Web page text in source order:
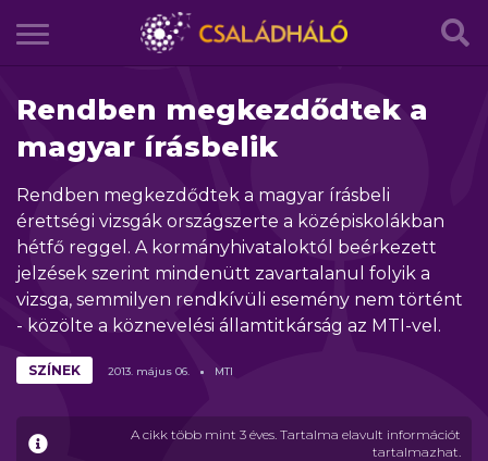
Rendben megkezdődtek a
magyar írásbelik
Rendben megkezdődtek a magyar írásbeli
érettségi vizsgák országszerte a középiskolákban
hétfő reggel. A kormányhivataloktól beérkezett
jelzések szerint mindenütt zavartalanul folyik a
vizsga, semmilyen rendkívüli esemény nem történt
- közölte a köznevelési államtitkárság az MTI-vel.
A cikk több mint 3 éves. Tartalma elavult információt
tartalmazhat.
SZÍNEK 2013. május 06. MTI